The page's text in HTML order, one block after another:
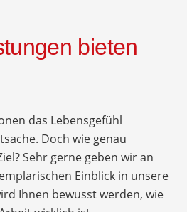
bieten
das Lebensgefühl
Doch wie genau
Sehr gerne geben wir an
Einblick in unsere
Ihnen bewusst werden, wie